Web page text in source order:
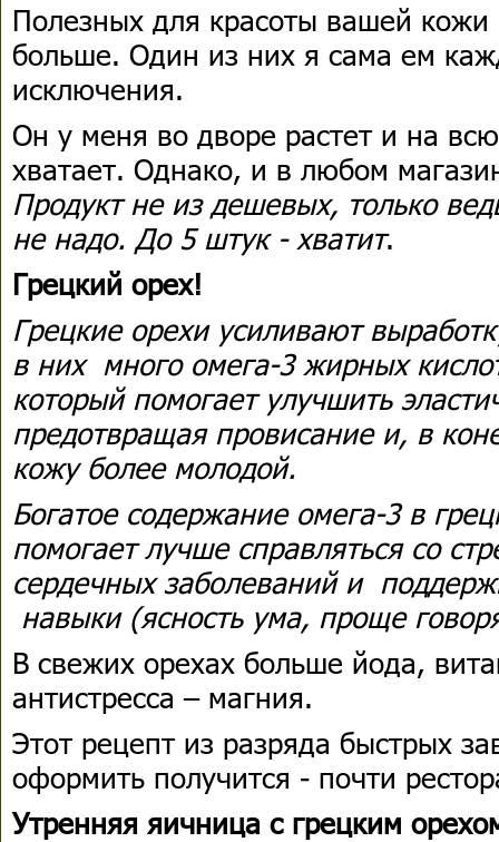
Полезных для красоты вашей кожи
больше. Один из них я сама ем
исключения.
Он у меня во дворе растет и на
хватает. Однако, и в любом
Продукт не из дешевых, только
не надо. До 5 штук - хватит.
Грецкий орех!
Грецкие орехи усиливают
в них много омега-3 жирных
который помогает улучшить
предотвращая провисание и, в
кожу более молодой.
Богатое содержание омега-3 в
помогает лучше справляться со
сердечных заболеваний и
навыки (ясность ума, проще
В свежих орехах больше йода,
антистресса – магния.
Этот рецепт из разряда быстрых
оформить получится - почти
Утренняя яичница с грецким